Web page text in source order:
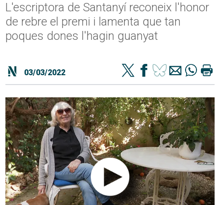
L'escriptora de Santanyí reconeix l'honor
de rebre el premi i lamenta que tan
poques dones l'hagin guanyat
03/03/2022